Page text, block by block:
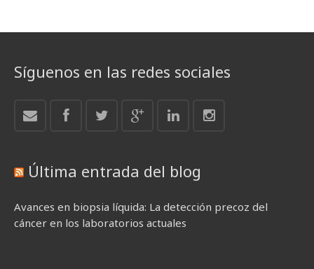
Síguenos en las redes sociales
Última entrada del blog
Avances en biopsia líquida: La detección precoz del
cáncer en los laboratorios actuales